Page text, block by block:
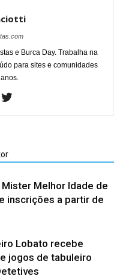
e Burca Day. Trabalha na
para sites e comunidades
Melhor Idade de
inscrições a partir de
Lobato recebe
jogos de tabuleiro